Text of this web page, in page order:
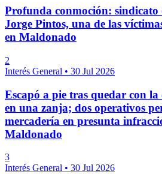
Profunda conmoción:
Jorge Pintos, una de las
en Maldonado
2
Interés General • 30 Jul 2026
Escapó a pie tras quedar con la
en una zanja; dos operativos
mercadería en presunta
Maldonado
3
Interés General • 30 Jul 2026